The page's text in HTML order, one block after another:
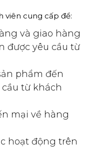
viên cung cấp để:
và giao hàng
được yêu cầu từ
phẩm đến
từ khách
mại về hàng
hoạt động trên